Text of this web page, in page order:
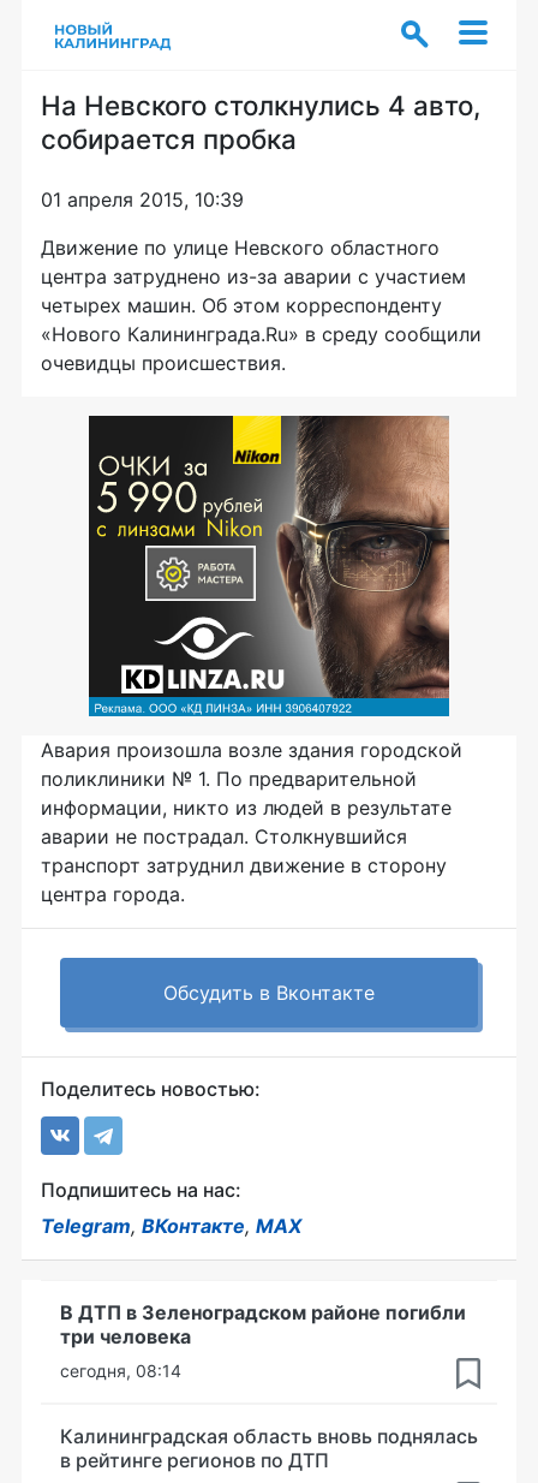
На Невского столкнулись 4 авто,
собирается пробка
01 апреля 2015, 10:39
Движение по улице Невского областного
центра затруднено из-за аварии с участием
четырех машин. Об этом корреспонденту
«Нового Калининграда.Ru» в среду сообщили
очевидцы происшествия.
Авария произошла возле здания городской
поликлиники № 1. По предварительной
информации, никто из людей в результате
аварии не пострадал. Столкнувшийся
транспорт затруднил движение в сторону
центра города.
Обсудить в Вконтакте
Поделитесь новостью:
Подпишитесь на нас:
Telegram, ВКонтакте, MAX
В ДТП в Зеленоградском районе погибли
три человека
сегодня, 08:14
Калининградская область вновь поднялась
в рейтинге регионов по ДТП